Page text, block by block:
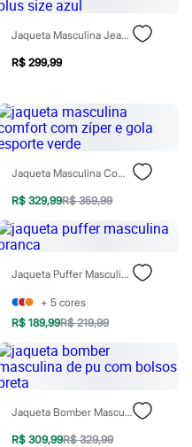
Jaqueta Masculina Jeans Plus Size Azul
R$ 299,99
Jaqueta Masculina Comfort Com Zíper E Gola Esporte Verde
R$ 329,99R$ 359,99
Jaqueta Puffer Masculina Branca
+ 5 cores
R$ 189,99R$ 219,99
Jaqueta Bomber Masculina De Pu Com Bolsos Preta
R$ 309,99R$ 329,99